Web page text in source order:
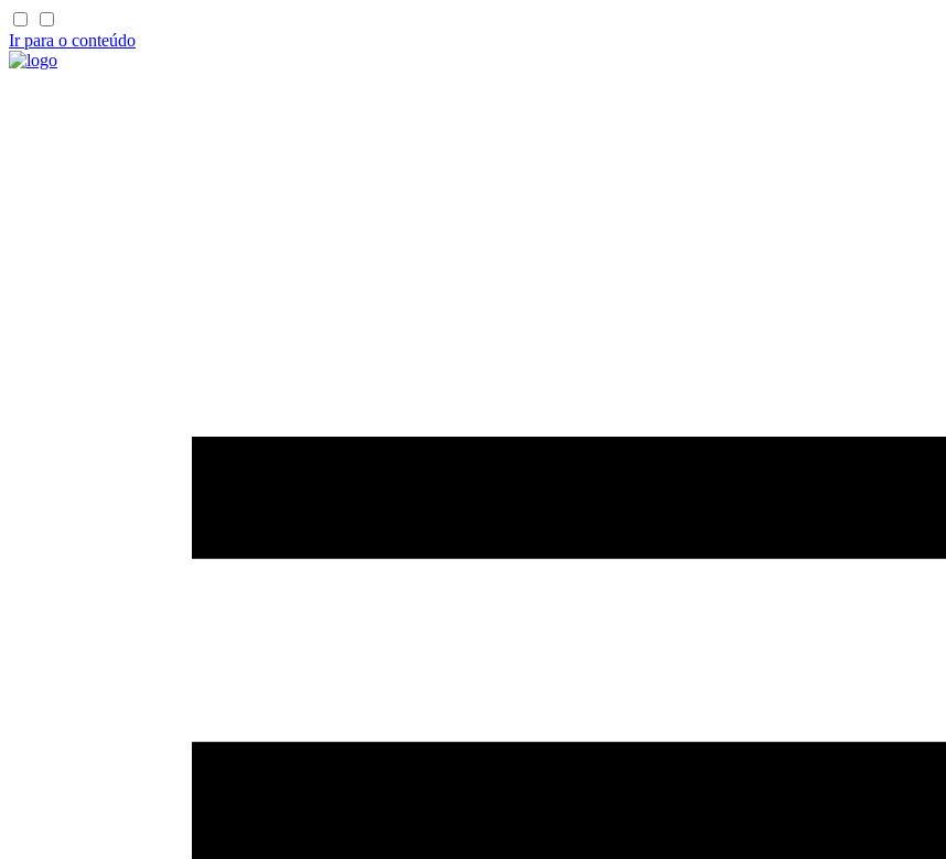
Ir para o conteúdo